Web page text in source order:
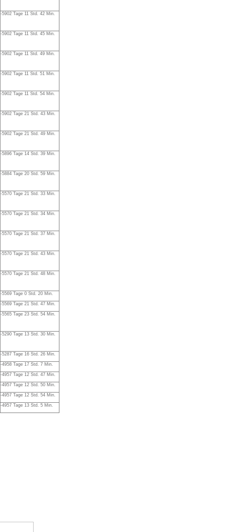
-5902 Tage 11 Std. 42 Min.
-5902 Tage 11 Std. 45 Min.
-5902 Tage 11 Std. 49 Min.
-5902 Tage 11 Std. 51 Min.
-5902 Tage 11 Std. 54 Min.
-5902 Tage 21 Std. 43 Min.
-5902 Tage 21 Std. 49 Min.
-5896 Tage 14 Std. 39 Min.
-5884 Tage 20 Std. 59 Min.
-5570 Tage 21 Std. 33 Min.
-5570 Tage 21 Std. 34 Min.
-5570 Tage 21 Std. 37 Min.
-5570 Tage 21 Std. 43 Min.
-5570 Tage 21 Std. 48 Min.
-5569 Tage 0 Std. 20 Min.
-5569 Tage 21 Std. 47 Min.
-5565 Tage 23 Std. 54 Min.
-5290 Tage 13 Std. 30 Min.
-5287 Tage 16 Std. 26 Min.
-4958 Tage 17 Std. 7 Min.
-4957 Tage 12 Std. 47 Min.
-4957 Tage 12 Std. 50 Min.
-4957 Tage 12 Std. 54 Min.
-4957 Tage 13 Std. 5 Min.